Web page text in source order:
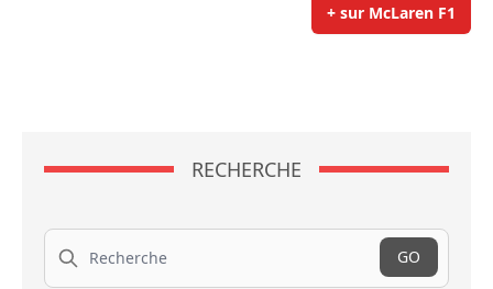
+ sur McLaren F1
RECHERCHE
Recherche
GO